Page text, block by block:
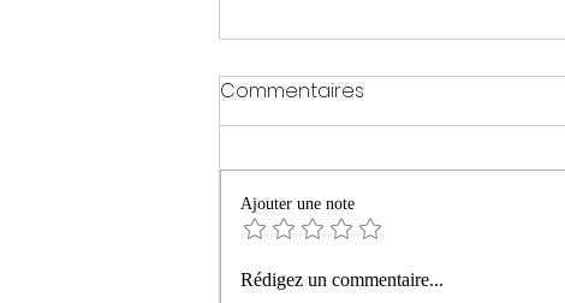
« La montagne ardente »
Commentaires
Ajouter une note
Rédigez un commentaire...